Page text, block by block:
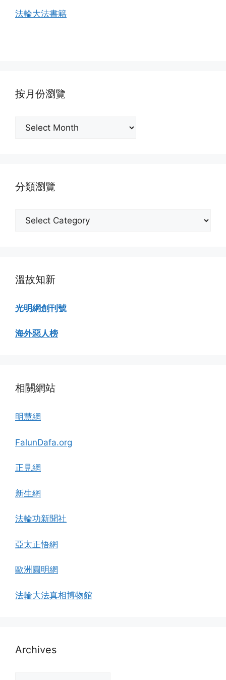
法輪大法書籍
按月份瀏覽
分類瀏覽
溫故知新
光明網創刊號
海外惡人榜
相關網站
明慧網
FalunDafa.org
正見網
新生網
法輪功新聞社
亞太正悟網
歐洲圓明網
法輪大法真相博物館
Archives